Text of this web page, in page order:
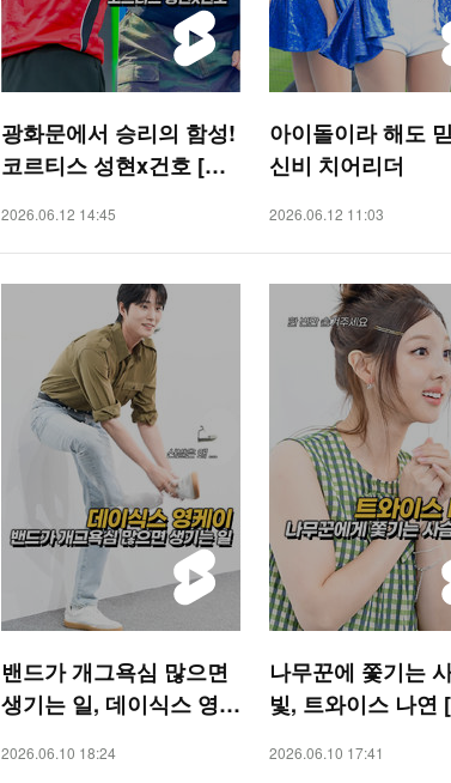
광화문에서 승리의 함성!
코르티스 성현x건호 [O!
2026.06.12 14:45
아이돌이라 해도
신비 치어리더
2026.06.12 11:03
밴드가 개그욕심 많으면
생기는 일, 데이식스 영케
2026.06.10 18:24
나무꾼에 쫓기는
빛, 트와이스 나연
2026.06.10 17:41